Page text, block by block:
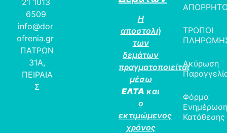
6509
info@dor
ofrenia.gr
ΠΑΤΡΩΝ
31Α,
ΠΕΙΡΑΙΑ
Σ
Η
αποστολή
των
δεμάτων
πραγματοποιείται
μέσω
ΕΛΤΑ και
ο
εκτιμώμενος
χρόνος
ΤΡΟΠΟΙ
Ακύρωση
Φόρμα
Κατάθεσης